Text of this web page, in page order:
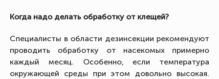
Когда надо делать обработку от клещей?
Специалисты в области дезинсекции рекомендуют
проводить обработку от насекомых примерно
каждый месяц. Особенно, если температура
окружающей среды при этом довольно высокая.